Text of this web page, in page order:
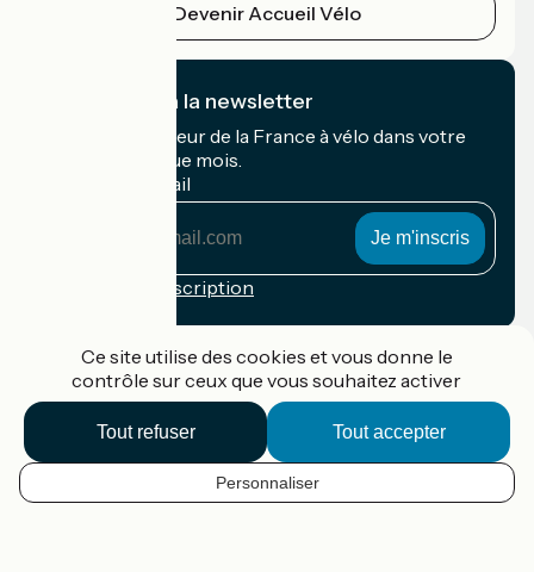
FR
Devenir Accueil Vélo
Je m'abonne à la newsletter
Recevez le meilleur de la France à vélo dans votre
boîte mail chaque mois.
Mon adresse mail
Conditions d'inscription
Accueil Vélo Pro
Contact
Mentions légales
Ce site utilise des cookies et vous donne le
contrôle sur ceux que vous souhaitez activer
Tout accepter
Tout refuser
Personnaliser